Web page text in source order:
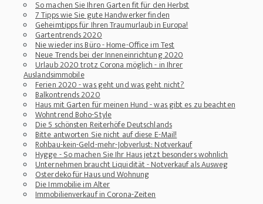
So machen Sie Ihren Garten fit für den Herbst
7 Tipps wie Sie gute Handwerker finden
Geheimtipps für Ihren Traumurlaub in Europa!
Gartentrends 2020
Nie wieder ins Büro - Home-Office im Test
Neue Trends bei der Inneneinrichtung 2020
Urlaub 2020 trotz Corona möglich - in Ihrer
Auslandsimmobile
Ferien 2020 - was geht und was geht nicht?
Balkontrends 2020
Haus mit Garten für meinen Hund - was gibt es zu beachten
Wohntrend Boho-Style
Die 5 schönsten Reiterhöfe Deutschlands
Bitte antworten Sie nicht auf diese E-Mail!
Rohbau-kein-Geld-mehr-Jobverlust: Notverkauf
Hygge - So machen Sie Ihr Haus jetzt besonders wohnlich
Unternehmen braucht Liquidität - Notverkauf als Ausweg
Osterdeko für Haus und Wohnung
Die Immobilie im Alter
Immobilienverkauf in Corona-Zeiten